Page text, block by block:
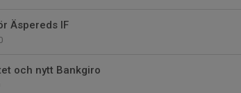
Äspereds IF
och nytt Bankgiro